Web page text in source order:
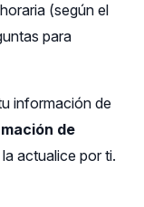
(según el
para
información de
de
actualice por ti.